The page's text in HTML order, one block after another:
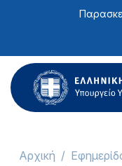
ιστότοπος
περιλαμβάνει
ένα
σύστημα
Αρχική